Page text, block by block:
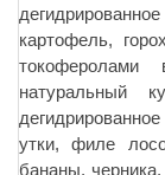
картофель,
токоферолами
натуральный
утки, филе
бананы,